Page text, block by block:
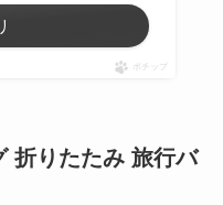
ポチップ
折りたたみ 旅行バ